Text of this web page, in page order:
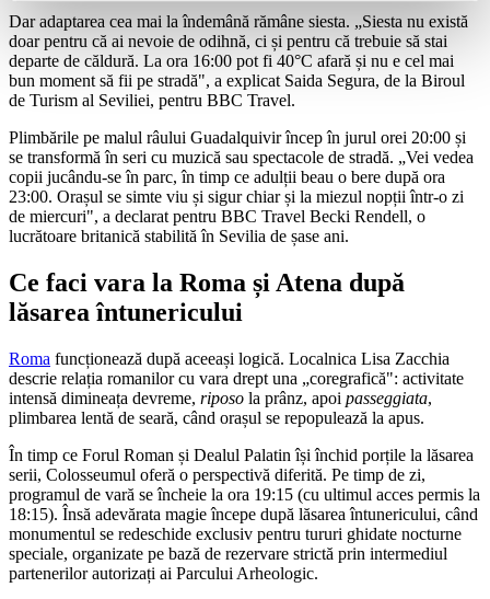
Dar adaptarea cea mai la îndemână rămâne siesta. „Siesta nu există
doar pentru că ai nevoie de odihnă, ci și pentru că trebuie să stai
departe de căldură. La ora 16:00 pot fi 40°C afară și nu e cel mai
bun moment să fii pe stradă", a explicat Saida Segura, de la Biroul
de Turism al Seviliei, pentru BBC Travel.
Plimbările pe malul râului Guadalquivir încep în jurul orei 20:00 și
se transformă în seri cu muzică sau spectacole de stradă. „Vei vedea
copii jucându-se în parc, în timp ce adulții beau o bere după ora
23:00. Orașul se simte viu și sigur chiar și la miezul nopții într-o zi
de miercuri", a declarat pentru BBC Travel Becki Rendell, o
lucrătoare britanică stabilită în Sevilia de șase ani.
Ce faci vara la Roma și Atena după
lăsarea întunericului
Roma funcționează după aceeași logică. Localnica Lisa Zacchia
descrie relația romanilor cu vara drept una „coregrafică": activitate
intensă dimineața devreme, riposo la prânz, apoi passeggiata,
plimbarea lentă de seară, când orașul se repopulează la apus.
În timp ce Forul Roman și Dealul Palatin își închid porțile la lăsarea
serii, Colosseumul oferă o perspectivă diferită. Pe timp de zi,
programul de vară se încheie la ora 19:15 (cu ultimul acces permis la
18:15). Însă adevărata magie începe după lăsarea întunericului, când
monumentul se redeschide exclusiv pentru tururi ghidate nocturne
speciale, organizate pe bază de rezervare strictă prin intermediul
partenerilor autorizați ai Parcului Arheologic.